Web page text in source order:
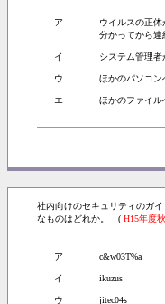
ア
ウイルスの正
分かってから連
イ システム管理
ウ ほかのパソコン
エ ほかのファイル
社内向けのセキュリティのガ
なものはどれか。 ( H15年度
ア c&w03T%a
イ ikuzus
ウ jitec04s